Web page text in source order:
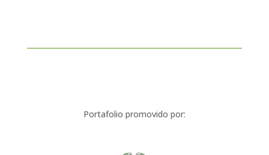
Portafolio promovido por: